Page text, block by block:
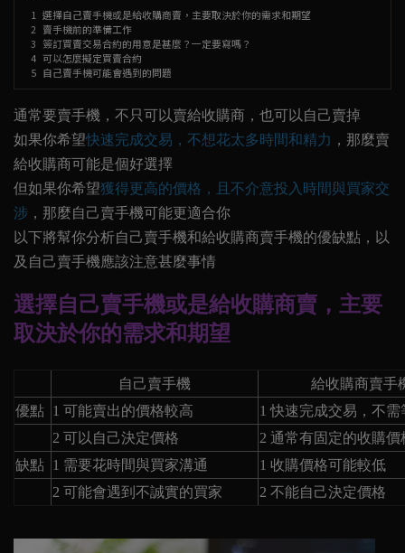
選擇自己賣手機或是給收購商賣，主要取決於你的需求和期望
賣手機前的準備工作
簽訂買賣交易合約的用意是甚麼？一定要寫嗎？
可以怎麼擬定買賣合約
自己賣手機可能會遇到的問題
通常要賣手機，不只可以賣給收購商，也可以自己賣掉
如果你希望快速完成交易，不想花太多時間和精力 ，那麼賣
給收購商可能是個好選擇
但如果你希望獲得更高的價格，且不介意投入時間與買家交
涉 ，那麼自己賣手機可能更適合你
以下將幫你分析自己賣手機和給收購商賣手機的優缺點，以
及自己賣手機應該注意甚麼事情
選擇自己賣手機或是給收購商賣，主要
取決於你的需求和期望
自己賣手機
給收購商賣手
優點 1 可能賣出的價格較高 1快速完成交易，不需
2 可以自己決定價格 2 通常有固定的收購價
缺點 1 需要花時間與買家溝通 1 收購價格可能較低
2 可能會遇到不誠實的買家 2 不能自己決定價格